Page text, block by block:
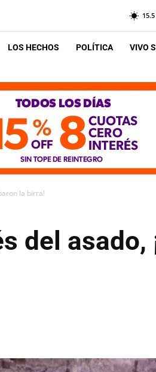
15.5
LOS HECHOS POLÍTICA VIVO
la birra!
del asado,